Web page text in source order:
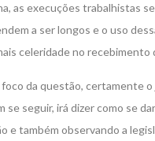
as execuções trabalhistas
a ser longos e o uso
celeridade no recebimento
foco da questão, certamente
se seguir, irá dizer como se
e também observando a